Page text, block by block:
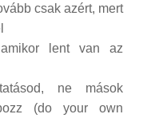
csak azért, mert
lent van az
ne mások
(do your own